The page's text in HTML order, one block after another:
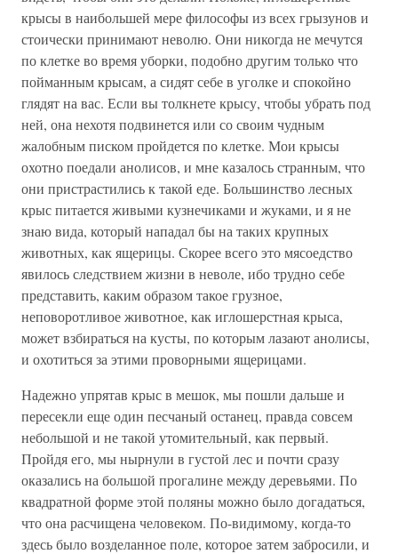
крысы в наибольшей мере философы из всех грызунов и
стоически принимают неволю. Они никогда не мечутся
по клетке во время уборки, подобно другим только что
пойманным крысам, а сидят себе в уголке и спокойно
глядят на вас. Если вы толкнете крысу, чтобы убрать под
ней, она нехотя подвинется или со своим чудным
жалобным писком пройдется по клетке. Мои крысы
охотно поедали анолисов, и мне казалось странным, что
они пристрастились к такой еде. Большинство лесных
крыс питается живыми кузнечиками и жуками, и я не
знаю вида, который нападал бы на таких крупных
животных, как ящерицы. Скорее всего это мясоедство
явилось следствием жизни в неволе, ибо трудно себе
представить, каким образом такое грузное,
неповоротливое животное, как иглошерстная крыса,
может взбираться на кусты, по которым лазают анолисы,
и охотиться за этими проворными ящерицами.
Надежно упрятав крыс в мешок, мы пошли дальше и
пересекли еще один песчаный останец, правда совсем
небольшой и не такой утомительный, как первый.
Пройдя его, мы нырнули в густой лес и почти сразу
оказались на большой прогалине между деревьями. По
квадратной форме этой поляны можно было догадаться,
что она расчищена человеком. По-видимому, когда-то
здесь было возделанное поле, которое затем забросили, и